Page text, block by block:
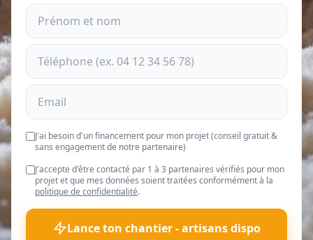
J'ai besoin d'un financement pour mon projet (conseil gratuit &
sans engagement de notre partenaire)
J'accepte d'être contacté par 1 à 3 partenaires vérifiés pour mon
projet et que mes données soient traitées conformément à la
politique de confidentialité.
Lance ton chantier - artisans dispo